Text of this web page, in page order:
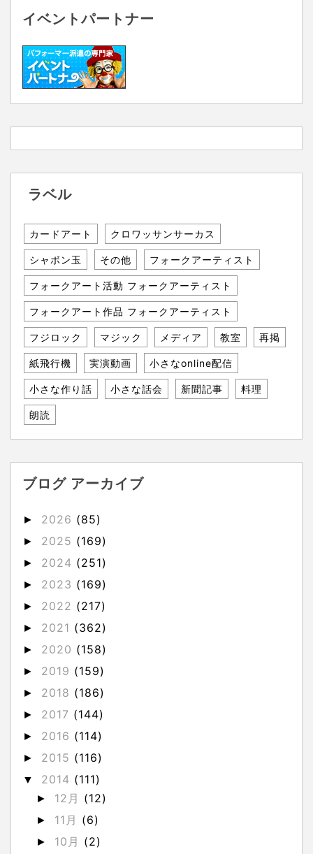
イベントパートナー
ラベル
カードアート クロワッサンサーカス
シャボン玉 その他 フォークアーティスト
フォークアート活動 フォークアーティスト
フォークアート作品 フォークアーティスト
フジロック マジック メディア 教室 再掲
紙飛行機 実演動画 小さなonline配信
小さな作り話 小さな話会 新聞記事 料理
朗読
ブログ アーカイブ
► 2026 (85)
► 2025 (169)
► 2024 (251)
► 2023 (169)
► 2022 (217)
► 2021 (362)
► 2020 (158)
► 2019 (159)
► 2018 (186)
► 2017 (144)
► 2016 (114)
► 2015 (116)
▼ 2014 (111)
► 12月 (12)
► 11月 (6)
► 10月 (2)